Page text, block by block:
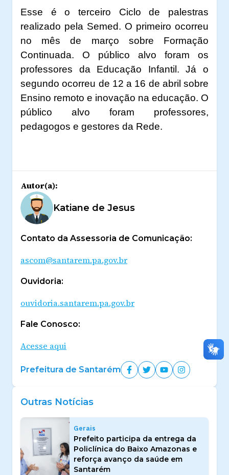
Esse é o terceiro Ciclo de palestras
realizado pela Semed. O primeiro ocorreu
no mês de março sobre Formação
Continuada. O público alvo foram os
professores da Educação Infantil. Já o
segundo ocorreu de 12 a 16 de abril sobre
Ensino remoto e inovação na educação. O
público alvo foram professores,
pedagogos e gestores da Rede.
Autor(a):
Katiane de Jesus
Contato da Assessoria de Comunicação:
ascom@santarem.pa.gov.br
Ouvidoria:
ouvidoria.santarem.pa.gov.br
Fale Conosco:
Acesse aqui
Prefeitura de Santarém
Outras Notícias
Gerais
Prefeito participa da entrega da
Policlínica do Baixo Amazonas e
reforça avanço da saúde em
Santarém